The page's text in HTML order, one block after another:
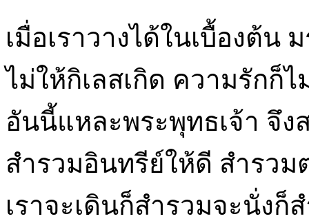
เมื่อเราวางได้ในเบื้องต้น
ไม่ให้กิเลสเกิด ความรักก็
อันนี้แหละพระพุทธเจ้า จึง
สำรวมอินทรีย์ให้ดี สำรวม
เราจะเดินก็สำรวมจะนั่งก็